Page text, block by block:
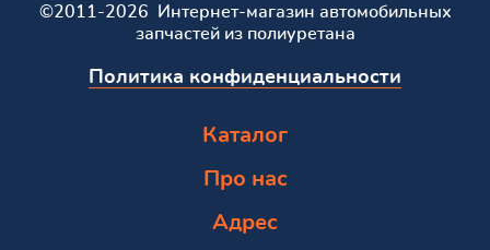
©2011-2026 Интернет-магазин автомобильных
запчастей из полиуретана
Политика конфиденциальности
Каталог
Про нас
Адрес